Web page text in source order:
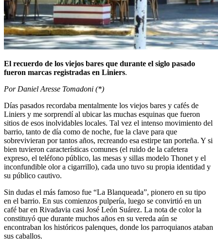
El recuerdo de los viejos bares que durante el siglo pasado
fueron marcas registradas en Liniers.
Por Daniel Aresse Tomadoni (*)
Días pasados recordaba mentalmente los viejos bares y cafés de
Liniers y me sorprendí al ubicar las muchas esquinas que fueron
sitios de esos inolvidables locales. Tal vez el intenso movimiento del
barrio, tanto de día como de noche, fue la clave para que
sobrevivieran por tantos años, recreando esa estirpe tan porteña. Y si
bien tuvieron características comunes (el ruido de la cafetera
expreso, el teléfono público, las mesas y sillas modelo Thonet y el
inconfundible olor a cigarrillo), cada uno tuvo su propia identidad y
su público cautivo.
Sin dudas el más famoso fue “La Blanqueada”, pionero en su tipo
en el barrio. En sus comienzos pulpería, luego se convirtió en un
café bar en Rivadavia casi José León Suárez. La nota de color la
constituyó que durante muchos años en su vereda aún se
encontraban los históricos palenques, donde los parroquianos ataban
sus caballos.